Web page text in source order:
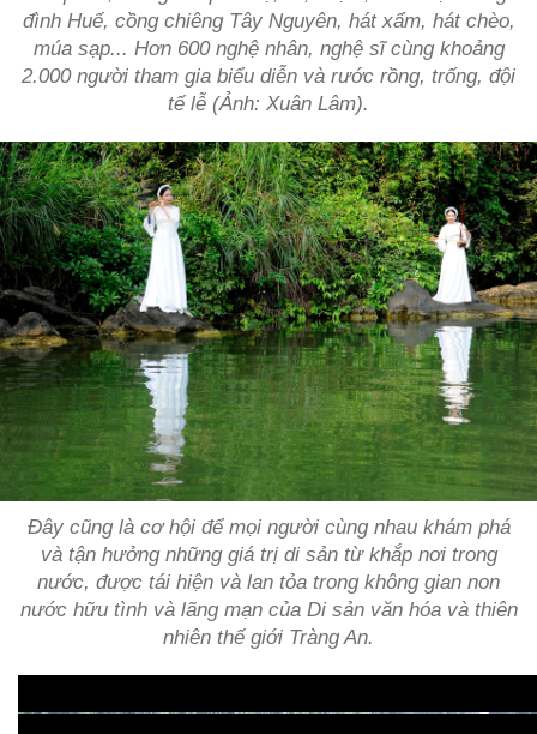
đình Huế, cồng chiêng Tây Nguyên, hát xẩm, hát chèo,
múa sạp... Hơn 600 nghệ nhân, nghệ sĩ cùng khoảng
2.000 người tham gia biểu diễn và rước rồng, trống, đội
tế lễ (Ảnh: Xuân Lâm).
Đây cũng là cơ hội để mọi người cùng nhau khám phá
và tận hưởng những giá trị di sản từ khắp nơi trong
nước, được tái hiện và lan tỏa trong không gian non
nước hữu tình và lãng mạn của Di sản văn hóa và thiên
nhiên thế giới Tràng An.